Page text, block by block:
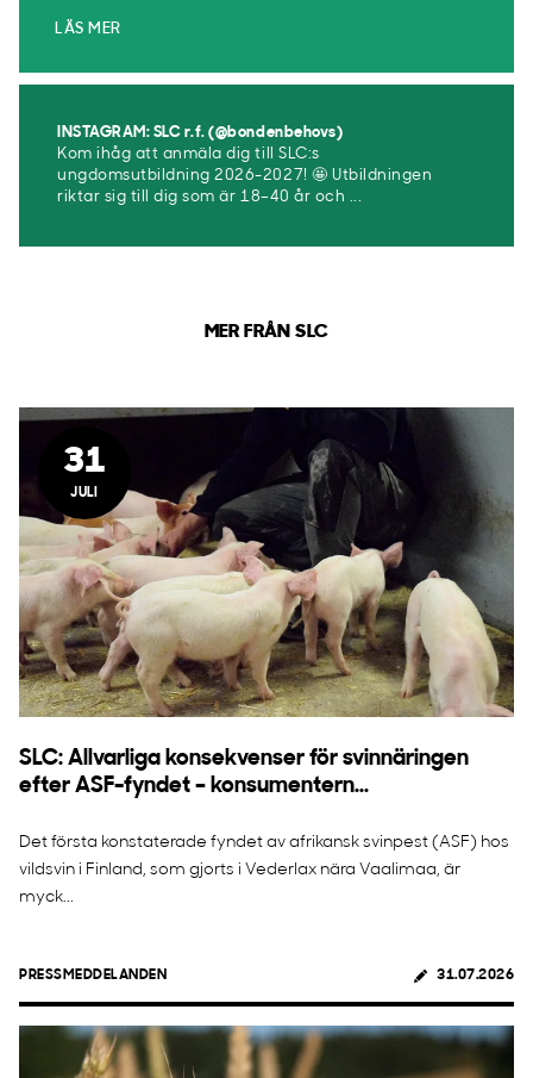
LÄS MER
INSTAGRAM: SLC r.f. (@bondenbehovs)
Kom ihåg att anmäla dig till SLC:s
ungdomsutbildning 2026-2027! 🤩 Utbildningen
riktar sig till dig som är 18–40 år och ...
MER FRÅN SLC
31
JULI
SLC: Allvarliga konsekvenser för svinnäringen
efter ASF-fyndet – konsumentern...
Det första konstaterade fyndet av afrikansk svinpest (ASF) hos
vildsvin i Finland, som gjorts i Vederlax nära Vaalimaa, är
myck...
PRESSMEDDELANDEN 31.07.2026